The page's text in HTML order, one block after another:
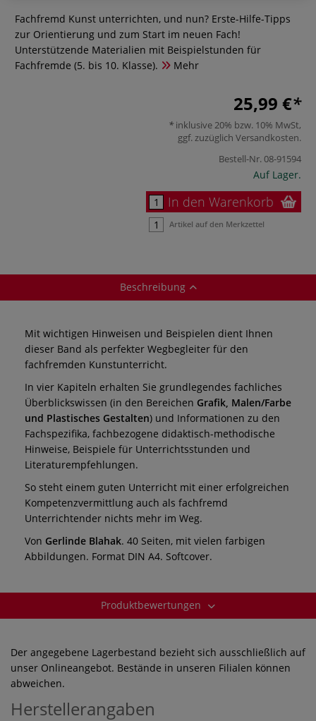
Fachfremd Kunst unterrichten, und nun? Erste-Hilfe-Tipps
zur Orientierung und zum Start im neuen Fach!
Unterstützende Materialien mit Beispielstunden für
Fachfremde (5. bis 10. Klasse).
Mehr
25,99 €
inklusive 20% bzw. 10% MwSt,
ggf. zuzüglich Versandkosten.
Bestell-Nr.08-91594
Auf Lager.
In den Warenkorb
Artikel auf den Merkzettel
Beschreibung
Mit wichtigen Hinweisen und Beispielen dient Ihnen
dieser Band als perfekter Wegbegleiter für den
fachfremden Kunstunterricht.
In vier Kapiteln erhalten Sie grundlegendes fachliches
Überblickswissen (in den Bereichen Grafik, Malen/Farbe
und Plastisches Gestalten) und Informationen zu den
Fachspezifika, fachbezogene didaktisch-methodische
Hinweise, Beispiele für Unterrichtsstunden und
Literaturempfehlungen.
So steht einem guten Unterricht mit einer erfolgreichen
Kompetenzvermittlung auch als fachfremd
Unterrichtender nichts mehr im Weg.
Von Gerlinde Blahak. 40 Seiten, mit vielen farbigen
Abbildungen. Format DIN A4. Softcover.
Produktbewertungen
Der angegebene Lagerbestand bezieht sich ausschließlich auf
unser Onlineangebot. Bestände in unseren Filialen können
abweichen.
Herstellerangaben